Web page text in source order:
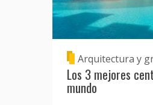
Arquitectura y
Los 3 mejores
mundo